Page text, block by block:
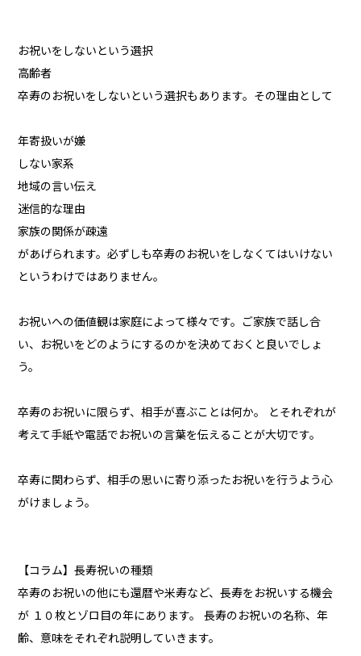
お祝いをしないという選択
高齢者
卒寿のお祝いをしないという選択もあります。その理由として
年寄扱いが嫌
しない家系
地域の言い伝え
迷信的な理由
家族の関係が疎遠
があげられます。必ずしも卒寿のお祝いをしなくてはいけない
というわけではありません。
お祝いへの価値観は家庭によって様々です。ご家族で話し合
い、お祝いをどのようにするのかを決めておくと良いでしょ
う。
卒寿のお祝いに限らず、相手が喜ぶことは何か。 とそれぞれが
考えて手紙や電話でお祝いの言葉を伝えることが大切です。
卒寿に関わらず、相手の思いに寄り添ったお祝いを行うよう心
がけましょう。
【コラム】長寿祝いの種類
卒寿のお祝いの他にも還暦や米寿など、長寿をお祝いする機会
が １０枚とゾロ目の年にあります。 長寿のお祝いの名称、年
齢、意味をそれぞれ説明していきます。